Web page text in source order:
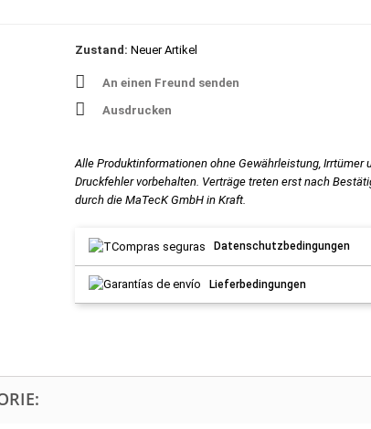
Zustand: Neuer Artikel
An einen Freund senden
Ausdrucken
Alle Produktinformationen ohne Gewährleistung, Irrtümer
Druckfehler vorbehalten. Verträge treten erst nach
durch die MaTecK GmbH in Kraft.
Datenschutzbedingungen
Lieferbedingungen